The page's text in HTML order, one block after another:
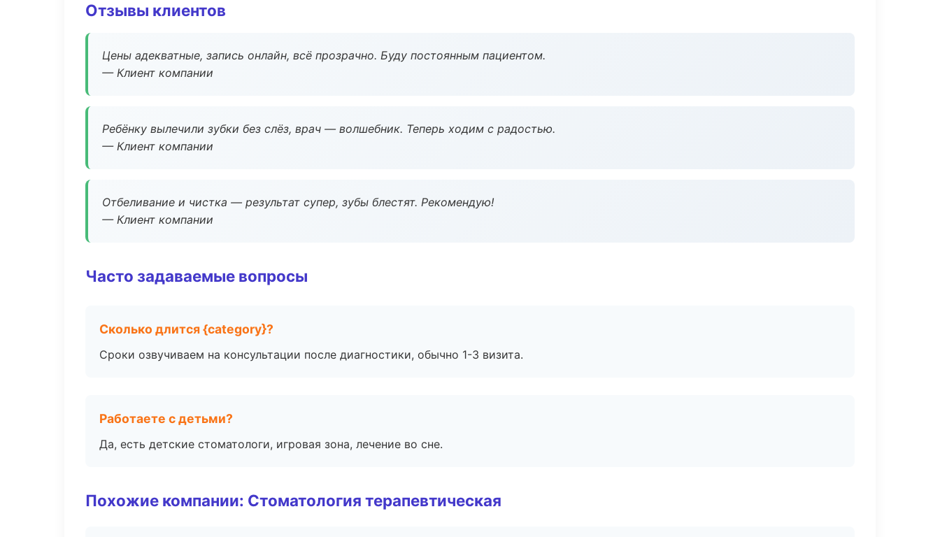
Отзывы клиентов
Цены адекватные, запись онлайн, всё прозрачно. Буду постоянным пациентом.
— Клиент компании
Ребёнку вылечили зубки без слёз, врач — волшебник. Теперь ходим с радостью.
— Клиент компании
Отбеливание и чистка — результат супер, зубы блестят. Рекомендую!
— Клиент компании
Часто задаваемые вопросы
Сколько длится {category}?
Сроки озвучиваем на консультации после диагностики, обычно 1-3 визита.
Работаете с детьми?
Да, есть детские стоматологи, игровая зона, лечение во сне.
Похожие компании: Стоматология терапевтическая